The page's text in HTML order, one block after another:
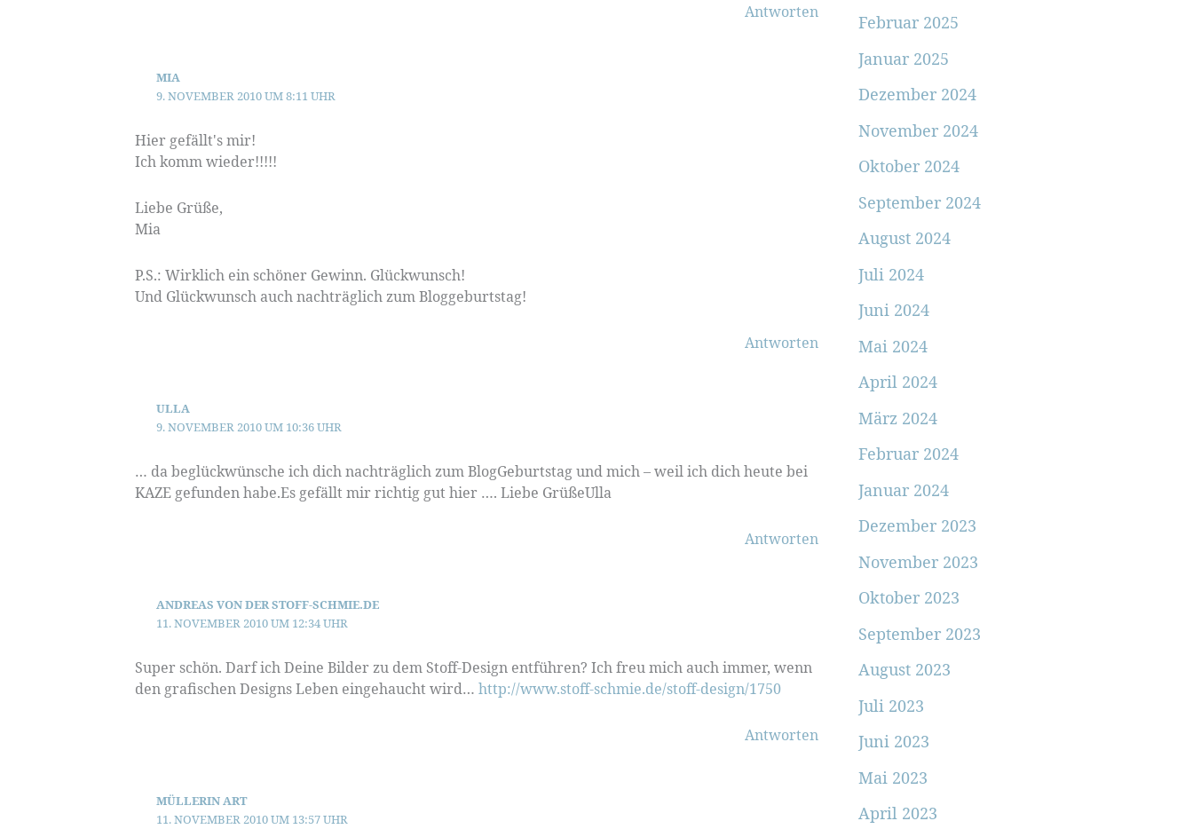
Antworten
MIA
9. NOVEMBER 2010 UM 8:11 UHR
Hier gefällt's mir!
Ich komm wieder!!!!!
Liebe Grüße,
Mia
P.S.: Wirklich ein schöner Gewinn. Glückwunsch!
Und Glückwunsch auch nachträglich zum Bloggeburtstag!
Antworten
ULLA
9. NOVEMBER 2010 UM 10:36 UHR
… da beglückwünsche ich dich nachträglich zum BlogGeburtstag und mich – weil ich dich heute bei
KAZE gefunden habe.Es gefällt mir richtig gut hier …. Liebe GrüßeUlla
Antworten
ANDREAS VON DER STOFF-SCHMIE.DE
11. NOVEMBER 2010 UM 12:34 UHR
Super schön. Darf ich Deine Bilder zu dem Stoff-Design entführen? Ich freu mich auch immer, wenn
den grafischen Designs Leben eingehaucht wird… http://www.stoff-schmie.de/stoff-design/1750
Antworten
MÜLLERIN ART
11. NOVEMBER 2010 UM 13:57 UHR
Februar 2025
Januar 2025
Dezember 2024
November 2024
Oktober 2024
September 2024
August 2024
Juli 2024
Juni 2024
Mai 2024
April 2024
März 2024
Februar 2024
Januar 2024
Dezember 2023
November 2023
Oktober 2023
September 2023
August 2023
Juli 2023
Juni 2023
Mai 2023
April 2023